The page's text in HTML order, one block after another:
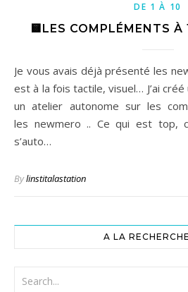
DE 1 À 10
🟨LES COMPLÉMENTS À
Je vous avais déjà présenté les newmero .. Ce matériel qui
est à la fois tactile, visuel… J’ai
un atelier autonome sur les
les newmero .. Ce qui est top,
s’auto…
Bylinstitalastation
A LA